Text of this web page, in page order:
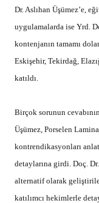
Dr. Aslıhan Üşümez’e,
uygulamalarda ise Yrd.
kontenjanın tamamı
Eskişehir, Tekirdağ,
katıldı.
Birçok sorunun
Üşümez, Porselen
kontrendikasyonları
detaylarına girdi. Doç.
alternatif olarak
katılımcı hekimlerle